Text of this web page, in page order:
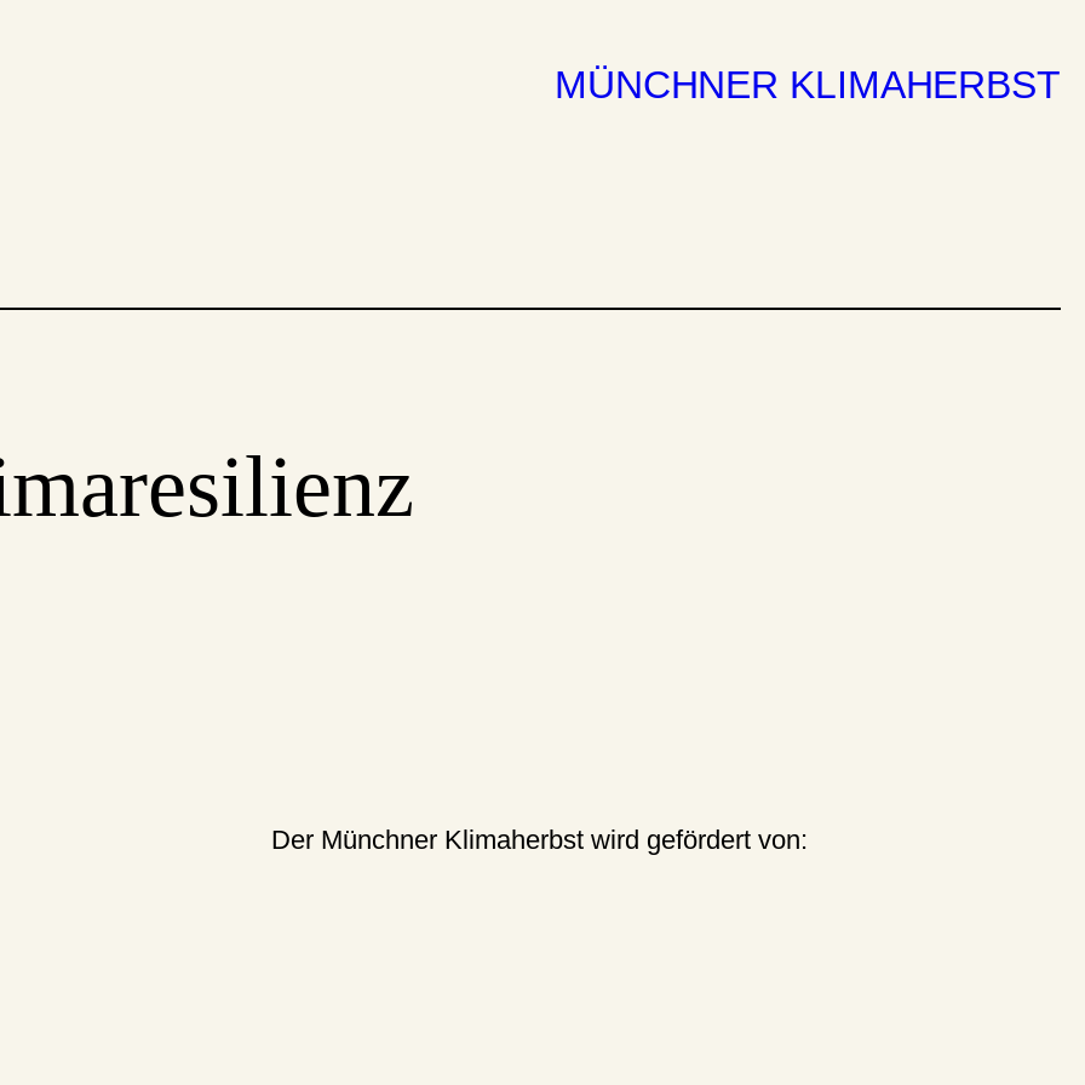
MÜNCHNER KLIMAHERBST
Der Münchner Klimaherbst wird gefördert von: